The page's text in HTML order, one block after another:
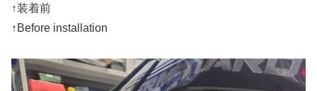
↑装着前
↑Before installation